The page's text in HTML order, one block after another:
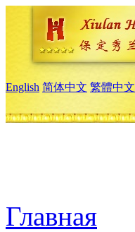
English 简体中文 繁體中文
Главная